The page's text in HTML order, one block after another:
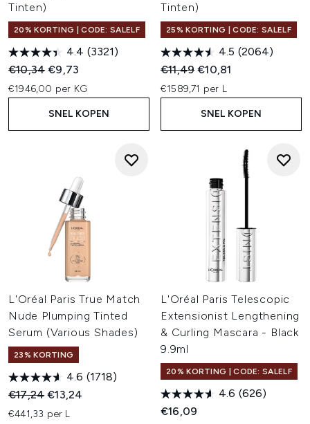
Tinten)
20% KORTING | CODE: SALELF
4.4 (3321)
Recommended Retail Price:
€10,34Huidige prijs:
€9,73
€1946,00 per KG
SNEL KOPEN
Tinten)
25% KORTING | CODE: SALELF
4.5 (2064)
Recommended Retail Price:
€11,49Huidige prijs:
€10,81
€1589,71 per L
SNEL KOPEN
L'Oréal Paris True Match
Nude Plumping Tinted
Serum (Various Shades)
23% KORTING
4.6 (1718)
Recommended Retail Price:
€17,24Huidige prijs:
€13,24
€441,33 per L
L'Oréal Paris Telescopic
Extensionist Lengthening
& Curling Mascara - Black
9.9ml
20% KORTING | CODE: SALELF
4.6 (626)
€16,09